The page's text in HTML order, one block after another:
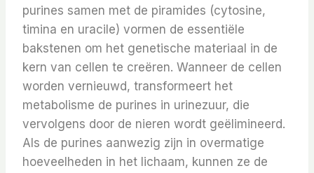
purines samen met de piramides (cytosine,
timina en uracile) vormen de essentiële
bakstenen om het genetische materiaal in de
kern van cellen te creëren. Wanneer de cellen
worden vernieuwd, transformeert het
metabolisme de purines in urinezuur, die
vervolgens door de nieren wordt geëlimineerd.
Als de purines aanwezig zijn in overmatige
hoeveelheden in het lichaam, kunnen ze de